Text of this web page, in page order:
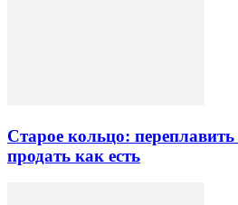
Старое кольцо:
продать как есть